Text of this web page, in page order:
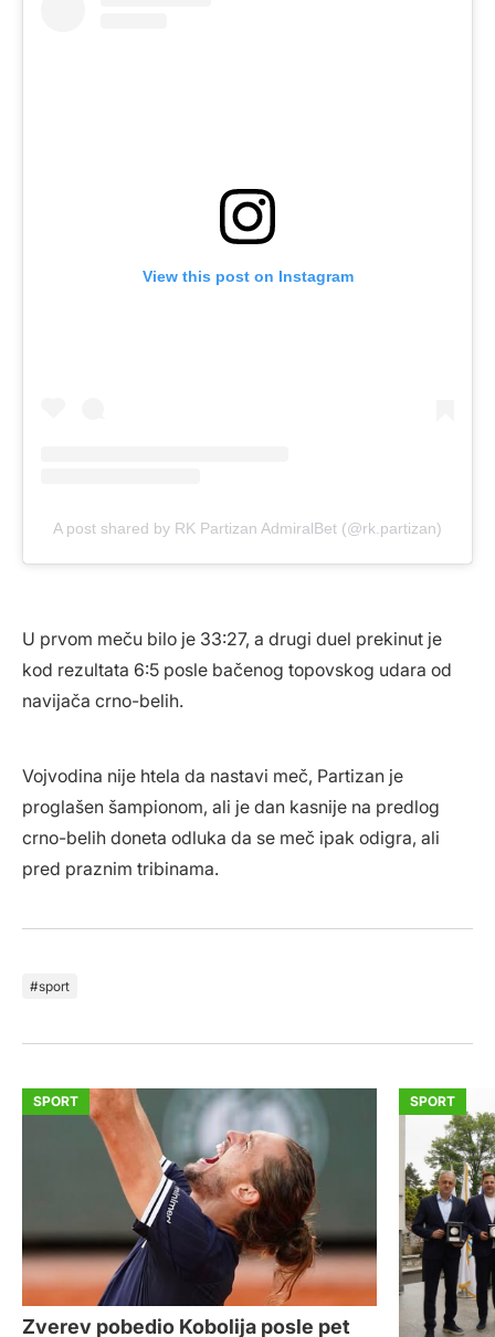
View this post on Instagram
A post shared by RK Partizan AdmiralBet (@rk.partizan)
U prvom meču bilo je 33:27, a drugi duel prekinut je
kod rezultata 6:5 posle bačenog topovskog udara od
navijača crno-belih.
Vojvodina nije htela da nastavi meč, Partizan je
proglašen šampionom, ali je dan kasnije na predlog
crno-belih doneta odluka da se meč ipak odigra, ali
pred praznim tribinama.
sport
SPORT
Zverev pobedio Kobolija posle pet
SPORT